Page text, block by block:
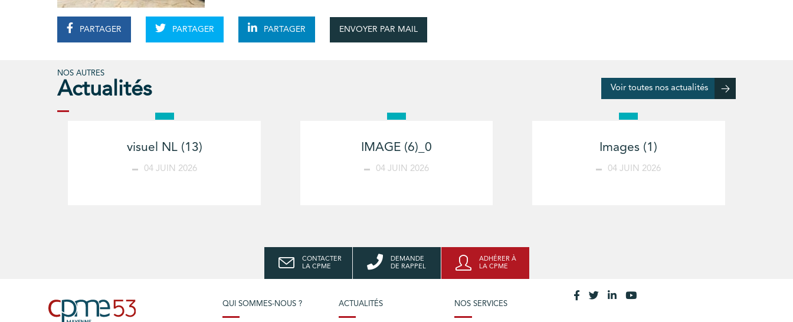
PARTAGER PARTAGER PARTAGER ENVOYER PAR MAIL
NOS AUTRES
Actualités Voir toutes nos actualités
visuel NL (13)
04 JUIN 2026
IMAGE (6)_0
04 JUIN 2026
Images (1)
04 JUIN 2026
CONTACTER
LA CPME
DEMANDE
DE RAPPEL
ADHÉRER À
LA CPME
QUI SOMMES-NOUS ? ACTUALITÉS NOS SERVICES